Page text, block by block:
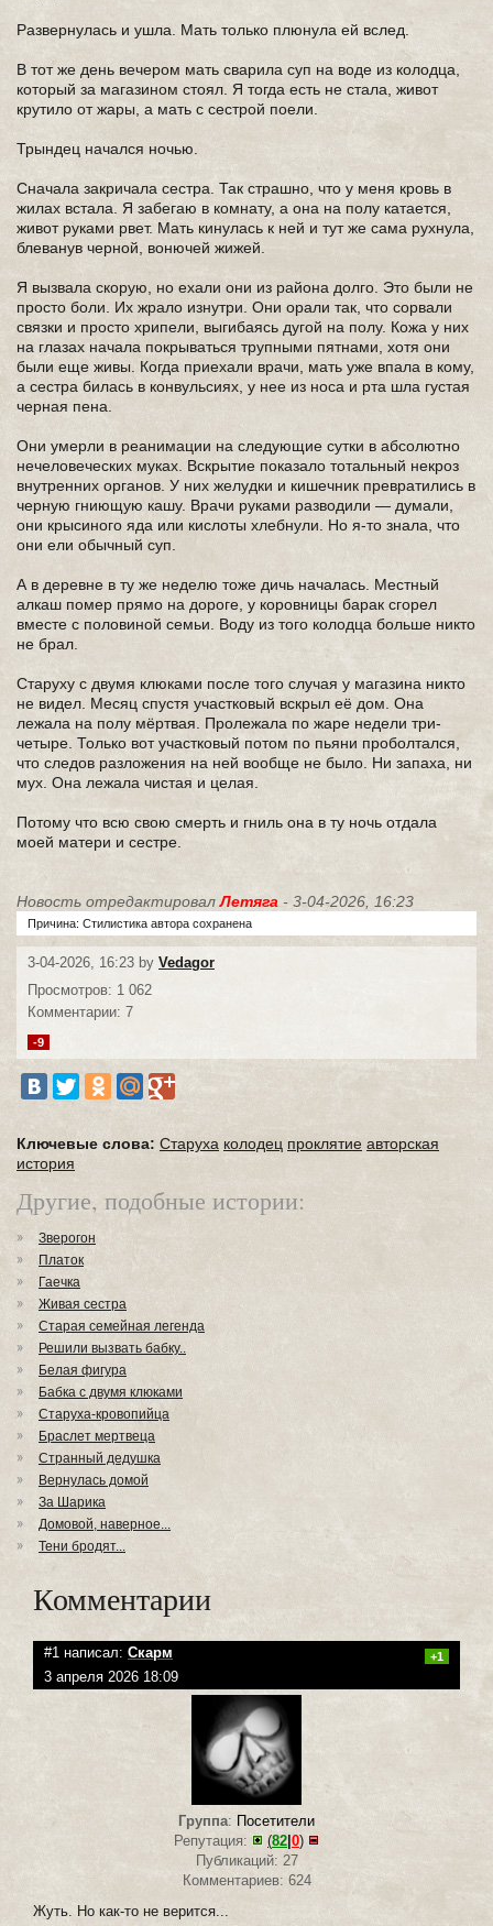
Развернулась и ушла. Мать только плюнула ей вслед.
В тот же день вечером мать сварила суп на воде из колодца,
который за магазином стоял. Я тогда есть не стала, живот
крутило от жары, а мать с сестрой поели.
Трындец начался ночью.
Сначала закричала сестра. Так страшно, что у меня кровь в
жилах встала. Я забегаю в комнату, а она на полу катается,
живот руками рвет. Мать кинулась к ней и тут же сама рухнула,
блеванув черной, вонючей жижей.
Я вызвала скорую, но ехали они из района долго. Это были не
просто боли. Их жрало изнутри. Они орали так, что сорвали
связки и просто хрипели, выгибаясь дугой на полу. Кожа у них
на глазах начала покрываться трупными пятнами, хотя они
были еще живы. Когда приехали врачи, мать уже впала в кому,
а сестра билась в конвульсиях, у нее из носа и рта шла густая
черная пена.
Они умерли в реанимации на следующие сутки в абсолютно
нечеловеческих муках. Вскрытие показало тотальный некроз
внутренних органов. У них желудки и кишечник превратились в
черную гниющую кашу. Врачи руками разводили — думали,
они крысиного яда или кислоты хлебнули. Но я-то знала, что
они ели обычный суп.
А в деревне в ту же неделю тоже дичь началась. Местный
алкаш помер прямо на дороге, у коровницы барак сгорел
вместе с половиной семьи. Воду из того колодца больше никто
не брал.
Старуху с двумя клюками после того случая у магазина никто
не видел. Месяц спустя участковый вскрыл её дом. Она
лежала на полу мёртвая. Пролежала по жаре недели три-
четыре. Только вот участковый потом по пьяни проболтался,
что следов разложения на ней вообще не было. Ни запаха, ни
мух. Она лежала чистая и целая.
Потому что всю свою смерть и гниль она в ту ночь отдала
моей матери и сестре.
Новость отредактировалЛетяга - 3-04-2026, 16:23
Причина: Стилистика автора сохранена
3-04-2026, 16:23 by Vedagor
Просмотров: 1 062
Комментарии: 7
-9
Ключевые слова: Старуха колодец проклятие авторская
история
Другие, подобные истории:
Зверогон
Платок
Гаечка
Живая сестра
Старая семейная легенда
Решили вызвать бабку..
Белая фигура
Бабка с двумя клюками
Старуха-кровопийца
Браслет мертвеца
Странный дедушка
Вернулась домой
За Шарика
Домовой, наверное...
Тени бродят...
Комментарии
#1 написал: Скарм +1
3 апреля 2026 18:09
Группа: Посетители
Репутация:
(82 0)
Публикаций: 27
Комментариев: 624
Жуть. Но как-то не верится...